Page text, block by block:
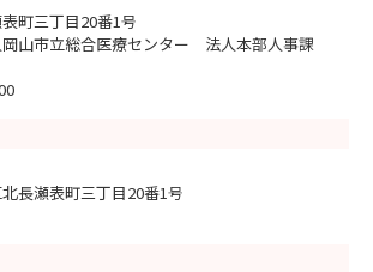
町三丁目20番1号
山市立総合医療センター 法人本部人事課
長瀬表町三丁目20番1号